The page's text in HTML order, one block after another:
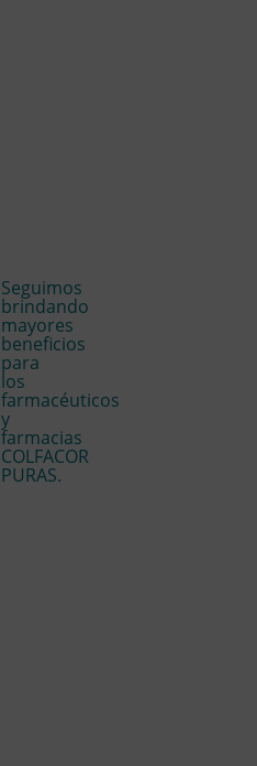
Seguimos
brindando
mayores
beneficios
para
los
farmacéuticos
y
farmacias
COLFACOR
PURAS.